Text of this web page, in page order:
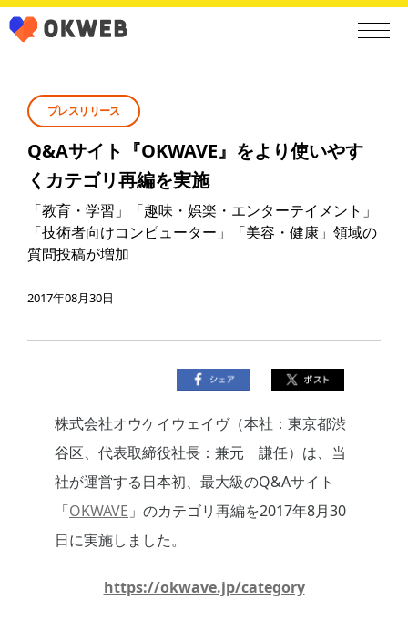
プレスリリース
Q&Aサイト『OKWAVE』をより使いやす
くカテゴリ再編を実施
「教育・学習」「趣味・娯楽・エンターテイメント」
「技術者向けコンピューター」「美容・健康」領域の
質問投稿が増加
2017年08月30日
株式会社オウケイウェイヴ（本社：東京都渋
谷区、代表取締役社長：兼元 謙任）は、当
社が運営する日本初、最大級のQ&Aサイト
「OKWAVE 」のカテゴリ再編を2017年8月30
日に実施しました。
https://okwave.jp/category